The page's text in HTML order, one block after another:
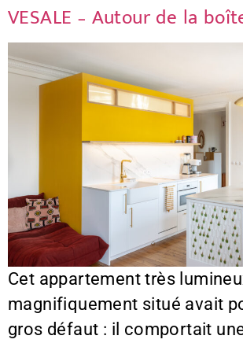
VESALE – Autour de la
Cet appartement très
magnifiquement situé avait
gros défaut : il comportait